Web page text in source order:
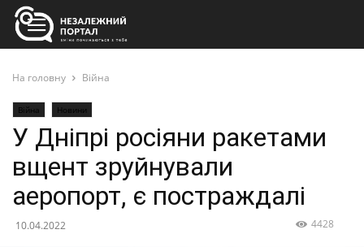
На головну Війна
Війна Новини
У Дніпрі росіяни ракетами
вщент зруйнували
аеропорт, є постраждалі
10.04.2022 4428